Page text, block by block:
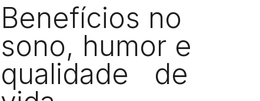
Benefícios no
sono, humor e
qualidade de